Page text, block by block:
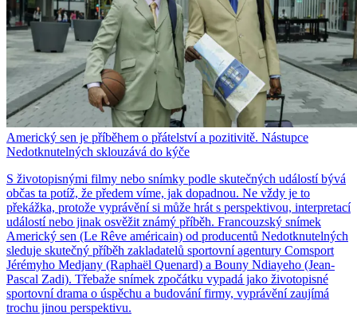
Americký sen je příběhem o přátelství a pozitivitě. Nástupce
Nedotknutelných sklouzává do kýče
S životopisnými filmy nebo snímky podle skutečných událostí bývá
občas ta potíž, že předem víme, jak dopadnou. Ne vždy je to
překážka, protože vyprávění si může hrát s perspektivou, interpretací
událostí nebo jinak osvěžit známý příběh. Francouzský snímek
Americký sen (Le Rêve américain) od producentů Nedotknutelných
sleduje skutečný příběh zakladatelů sportovní agentury Comsport
Jérémyho Medjany (Raphaël Quenard) a Bouny Ndiayeho (Jean-
Pascal Zadi). Třebaže snímek zpočátku vypadá jako životopisné
sportovní drama o úspěchu a budování firmy, vyprávění zaujímá
trochu jinou perspektivu.